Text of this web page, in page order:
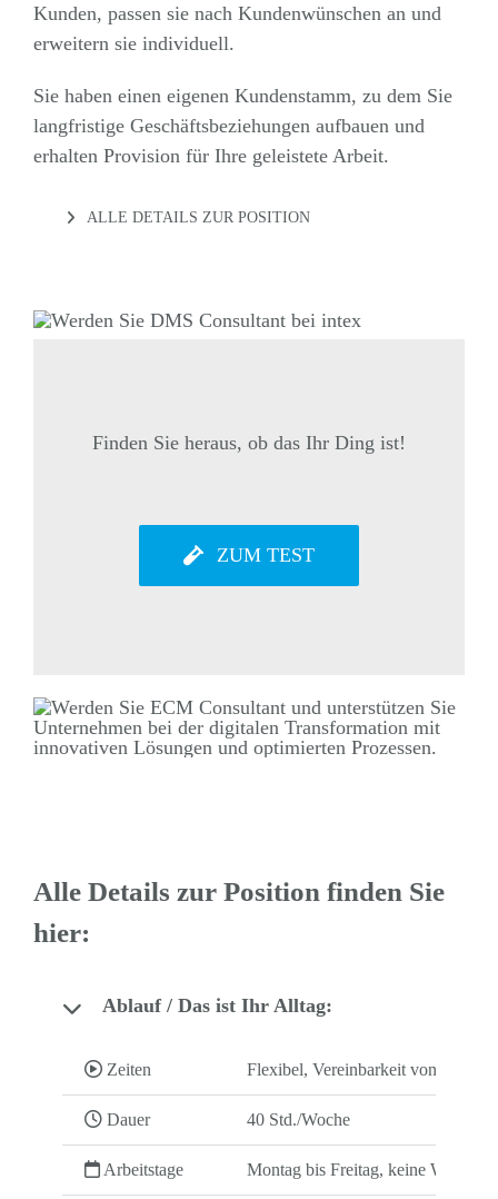
Kunden, passen sie nach Kundenwünschen an und
erweitern sie individuell.
Sie haben einen eigenen Kundenstamm, zu dem Sie
langfristige Geschäftsbeziehungen aufbauen und
erhalten Provision für Ihre geleistete Arbeit.
ALLE DETAILS ZUR POSITION
Finden Sie heraus, ob das Ihr Ding ist!
ZUM TEST
Alle Details zur Position finden Sie
hier:
Ablauf / Das ist Ihr Alltag:
Zeiten Flexibel, Vereinbarkeit von
Dauer 40 Std./Woche
Arbeitstage Montag bis Freitag, keine